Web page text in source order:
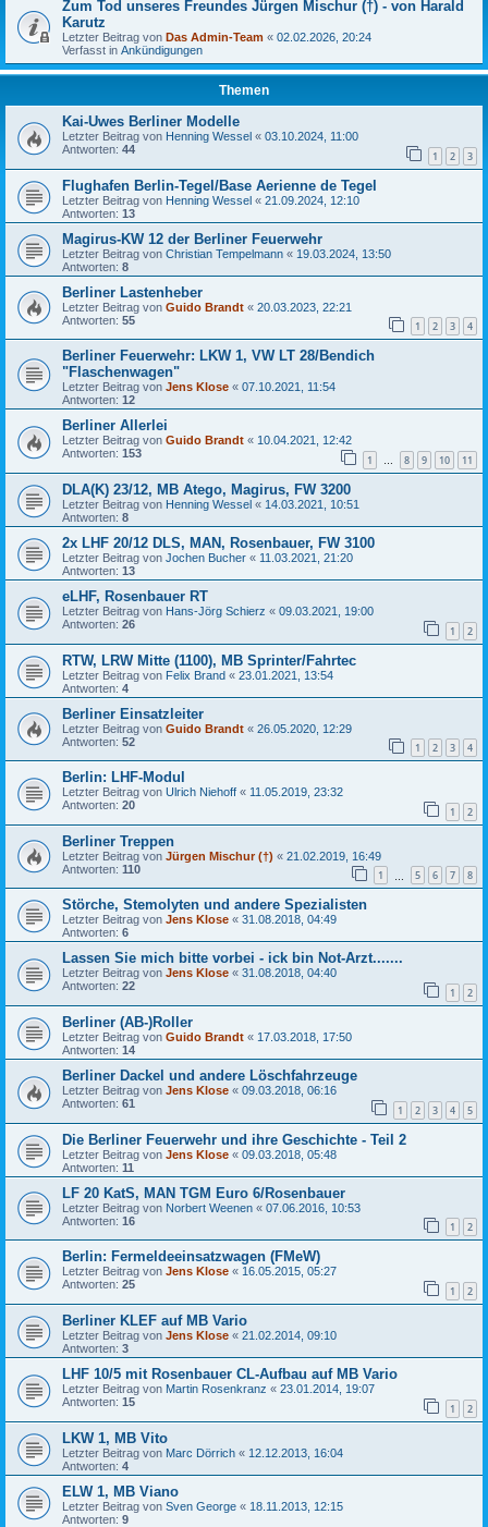
Zum Tod unseres Freundes Jürgen Mischur (†) - von Harald
Karutz
Letzter Beitrag von Das Admin-Team « 02.02.2026, 20:24
Verfasst in Ankündigungen
Themen
Kai-Uwes Berliner Modelle
Letzter Beitrag von Henning Wessel « 03.10.2024, 11:00
Antworten: 44 1 2 3
Flughafen Berlin-Tegel/Base Aerienne de Tegel
Letzter Beitrag von Henning Wessel « 21.09.2024, 12:10
Antworten: 13
Magirus-KW 12 der Berliner Feuerwehr
Letzter Beitrag von Christian Tempelmann « 19.03.2024, 13:50
Antworten: 8
Berliner Lastenheber
Letzter Beitrag von Guido Brandt « 20.03.2023, 22:21
Antworten: 55 1 2 3 4
Berliner Feuerwehr: LKW 1, VW LT 28/Bendich
"Flaschenwagen"
Letzter Beitrag von Jens Klose « 07.10.2021, 11:54
Antworten: 12
Berliner Allerlei
Letzter Beitrag von Guido Brandt « 10.04.2021, 12:42
Antworten: 153 1 … 8 9 10 11
DLA(K) 23/12, MB Atego, Magirus, FW 3200
Letzter Beitrag von Henning Wessel « 14.03.2021, 10:51
Antworten: 8
2x LHF 20/12 DLS, MAN, Rosenbauer, FW 3100
Letzter Beitrag von Jochen Bucher « 11.03.2021, 21:20
Antworten: 13
eLHF, Rosenbauer RT
Letzter Beitrag von Hans-Jörg Schierz « 09.03.2021, 19:00
Antworten: 26 1 2
RTW, LRW Mitte (1100), MB Sprinter/Fahrtec
Letzter Beitrag von Felix Brand « 23.01.2021, 13:54
Antworten: 4
Berliner Einsatzleiter
Letzter Beitrag von Guido Brandt « 26.05.2020, 12:29
Antworten: 52 1 2 3 4
Berlin: LHF-Modul
Letzter Beitrag von Ulrich Niehoff « 11.05.2019, 23:32
Antworten: 20 1 2
Berliner Treppen
Letzter Beitrag von Jürgen Mischur (†) « 21.02.2019, 16:49
Antworten: 110 1 5 6 7 8
Störche, Stemolyten und andere Spezialisten
Letzter Beitrag von Jens Klose « 31.08.2018, 04:49
Antworten: 6
Lassen Sie mich bitte vorbei - ick bin Not-Arzt.......
Letzter Beitrag von Jens Klose « 31.08.2018, 04:40
Antworten: 22 1 2
Berliner (AB-)Roller
Letzter Beitrag von Guido Brandt « 17.03.2018, 17:50
Antworten: 14
Berliner Dackel und andere Löschfahrzeuge
Letzter Beitrag von Jens Klose « 09.03.2018, 06:16
Antworten: 61 1 2 3 4 5
Die Berliner Feuerwehr und ihre Geschichte - Teil 2
Letzter Beitrag von Jens Klose « 09.03.2018, 05:48
Antworten: 11
LF 20 KatS, MAN TGM Euro 6/Rosenbauer
Letzter Beitrag von Norbert Weenen « 07.06.2016, 10:53
Antworten: 16 1 2
Berlin: Fermeldeeinsatzwagen (FMeW)
Letzter Beitrag von Jens Klose « 16.05.2015, 05:27
Antworten: 25 1 2
Berliner KLEF auf MB Vario
Letzter Beitrag von Jens Klose « 21.02.2014, 09:10
Antworten: 3
LHF 10/5 mit Rosenbauer CL-Aufbau auf MB Vario
Letzter Beitrag von Martin Rosenkranz « 23.01.2014, 19:07
Antworten: 15 1 2
LKW 1, MB Vito
Letzter Beitrag von Marc Dörrich « 12.12.2013, 16:04
Antworten: 4
ELW 1, MB Viano
Letzter Beitrag von Sven George « 18.11.2013, 12:15
Antworten: 9